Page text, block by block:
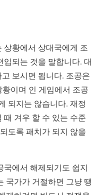
상황에서 상대국에게 조
되는 것을 말합니다. 대
보시면 됩니다. 조공은
이며 인 게임에서 조공
되지는 않습니다. 재정
겨우 할 수 있는 수준
도록 패치가 되지 않을
국에서 해제되기도 쉽지
국가가 거절하면 그냥 땡